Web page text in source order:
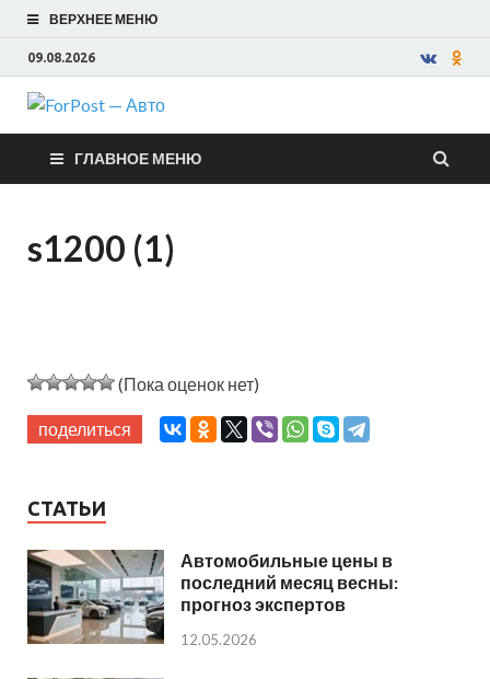
ВЕРХНЕЕ МЕНЮ
09.08.2026
ForPost —
Авто
ГЛАВНОЕ МЕНЮ
s1200 (1)
(Пока оценок нет)
поделиться
СТАТЬИ
Автомобильные цены в
последний месяц весны:
прогноз экспертов
12.05.2026